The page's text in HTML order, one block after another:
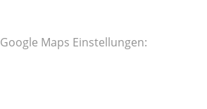
Google Maps Einstellungen: